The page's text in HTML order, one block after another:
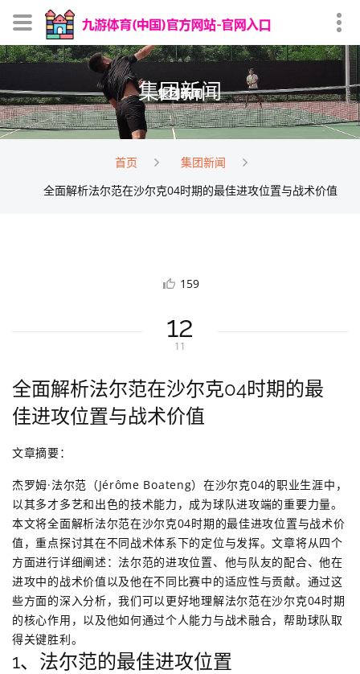
集团新闻
首页
集团新闻
全面解析法尔范在沙尔克04时期的最佳进攻位置与战术价值
159
12
11
全面解析法尔范在沙尔克04时期的最
佳进攻位置与战术价值
文章摘要：
杰罗姆·法尔范（Jérôme Boateng）在沙尔克04的职业生涯中，
以其多才多艺和出色的技术能力，成为球队进攻端的重要力量。
本文将全面解析法尔范在沙尔克04时期的最佳进攻位置与战术价
值，重点探讨其在不同战术体系下的定位与发挥。文章将从四个
方面进行详细阐述：法尔范的进攻位置、他与队友的配合、他在
进攻中的战术价值以及他在不同比赛中的适应性与贡献。通过这
些方面的深入分析，我们可以更好地理解法尔范在沙尔克04时期
的核心作用，以及他如何通过个人能力与战术融合，帮助球队取
得关键胜利。
1、法尔范的最佳进攻位置